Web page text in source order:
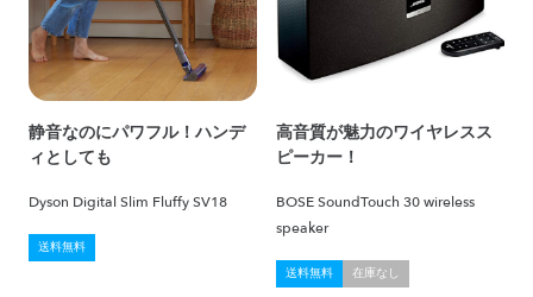
静音なのにパワフル！ハンデ
ィとしても
Dyson Digital Slim Fluffy SV18
送料無料
高音質が魅力のワイヤレスス
ピーカー！
BOSE SoundTouch 30 wireless
speaker
送料無料 在庫なし